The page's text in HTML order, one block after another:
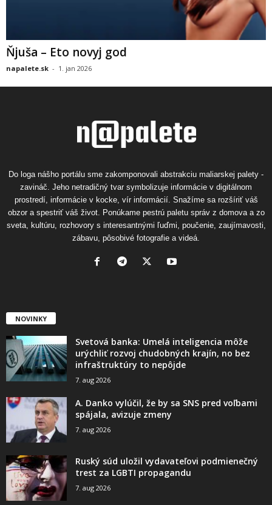
Ňjuša – Eto novyj god
napalete.sk - 1. jan 2026
Do loga nášho portálu sme zakomponovali abstrakciu maliarskej palety -
zavináč. Jeho netradičný tvar symbolizuje informácie v digitálnom
prostredí, informácie v kocke, vír informácií. Snažíme sa rozšíriť váš
obzor a spestriť váš život. Ponúkame pestrú paletu správ z domova a zo
sveta, kultúru, rozhovory s interesantnými ľuďmi, poučenie, zaujímavosti,
zábavu, pôsobivé fotografie a videá.
NOVINKY
Svetová banka: Umelá inteligencia môže
urýchliť rozvoj chudobných krajín, no bez
infraštruktúry to nepôjde
7. aug 2026
A. Danko vylúčil, že by sa SNS pred voľbami
spájala, avizuje zmeny
7. aug 2026
Ruský súd uložil vydavateľovi podmienečný
trest za LGBTI propagandu
7. aug 2026